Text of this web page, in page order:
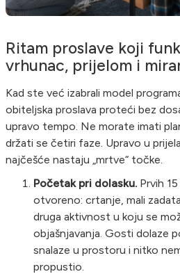
Ritam proslave koji
vrhunac, prijelom i
Kad ste već izabrali model
obiteljska proslava proteći bez
upravo tempo. Ne morate imati
držati se četiri faze. Upravo u
najčešće nastaju „mrtve“ točke.
Početak pri dolasku. Prvih
otvoreno: crtanje, mali
druga aktivnost u koju se
objašnjavanja. Gosti dolaze
snalaze u prostoru i nitko
propustio.